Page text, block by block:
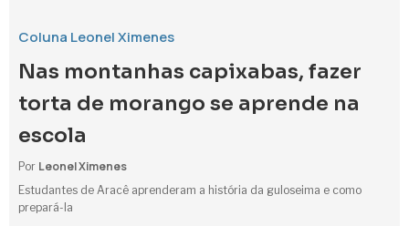
Coluna Leonel Ximenes
Nas montanhas capixabas, fazer
torta de morango se aprende na
escola
Por Leonel Ximenes
Estudantes de Aracê aprenderam a história da guloseima e como
prepará-la